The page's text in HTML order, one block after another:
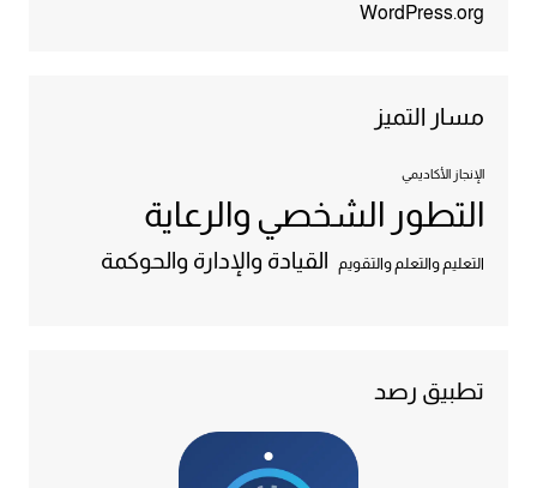
WordPress.org
مسار التميز
الإنجاز الأكاديمي
التطور الشخصي والرعاية
التعليم والتعلم والتقويم القيادة والإدارة والحوكمة
تطبيق رصد